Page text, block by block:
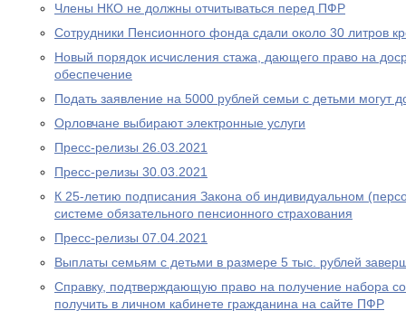
Члены НКО не должны отчитываться перед ПФР
Сотрудники Пенсионного фонда сдали около 30 литров
Новый порядок исчисления стажа, дающего право на
обеспечение
Подать заявление на 5000 рублей семьи с детьми могут
Орловчане выбирают электронные услуги
Пресс-релизы 26.03.2021
Пресс-релизы 30.03.2021
К 25-летию подписания Закона об индивидуальном
системе обязательного пенсионного страхования
Пресс-релизы 07.04.2021
Выплаты семьям с детьми в размере 5 тыс. рублей
Справку, подтверждающую право на получение набора
получить в личном кабинете гражданина на сайте ПФР